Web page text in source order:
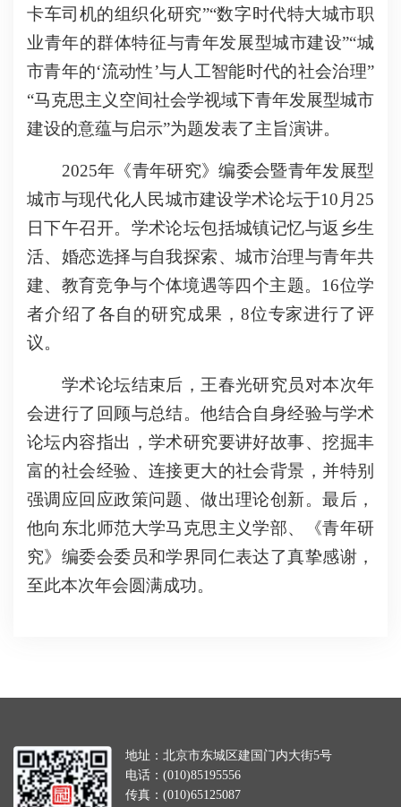
卡车司机的组织化研究”“数字时代特大城市职
业青年的群体特征与青年发展型城市建设”“城
市青年的‘流动性’与人工智能时代的社会治理”
“马克思主义空间社会学视域下青年发展型城市
建设的意蕴与启示”为题发表了主旨演讲。
2025年《青年研究》编委会暨青年发展型
城市与现代化人民城市建设学术论坛于10月25
日下午召开。学术论坛包括城镇记忆与返乡生
活、婚恋选择与自我探索、城市治理与青年共
建、教育竞争与个体境遇等四个主题。16位学
者介绍了各自的研究成果，8位专家进行了评
议。
学术论坛结束后，王春光研究员对本次年
会进行了回顾与总结。他结合自身经验与学术
论坛内容指出，学术研究要讲好故事、挖掘丰
富的社会经验、连接更大的社会背景，并特别
强调应回应政策问题、做出理论创新。最后，
他向东北师范大学马克思主义学部、《青年研
究》编委会委员和学界同仁表达了真挚感谢，
至此本次年会圆满成功。
地址：北京市东城区建国门内大街5号
电话：(010)85195556
传真：(010)65125087